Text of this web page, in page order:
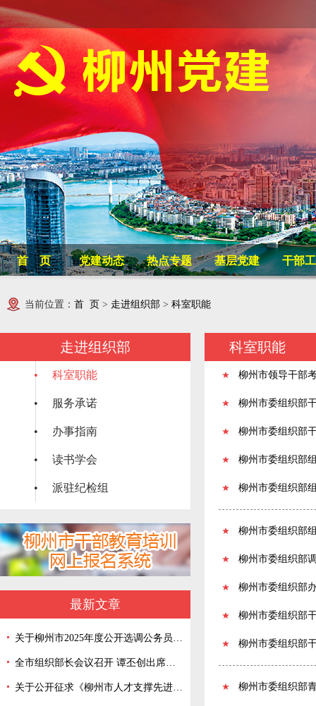
首 页 党建动态 热点专题 基层党建 干部
当前位置： 首 页 > 走进组织部 > 科室职能
走进组织部
• 科室职能
• 服务承诺
• 办事指南
• 读书学会
• 派驻纪检组
最新文章
关于柳州市2025年度公开选调公务员报名阶段 职位计划取消情况的通告
全市组织部长会议召开 谭丕创出席并讲话
关于公开征求《柳州市人才支撑先进制造业 高质量发展的若干措施（征求意见稿）》意见的通知
科室职能
柳州市领导干部
柳州市委组织部
柳州市委组织部
柳州市委组织部
柳州市委组织部
柳州市委组织部
柳州市委组织部
柳州市委组织部
柳州市委组织部
柳州市委组织部
柳州市委组织部